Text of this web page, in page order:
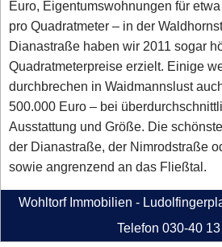
Euro, Eigentumswohnungen für
pro Quadratmeter – in der
Dianastraße haben wir 2011 sogar
Quadratmeterpreise erzielt. Einige
durchbrechen in Waidmannslust
500.000 Euro – bei
Ausstattung und Größe. Die
der Dianastraße, der Nimrodstraße
sowie angrenzend an das Fließtal.
Wohltorf Immobilien -
Telefon 030-40